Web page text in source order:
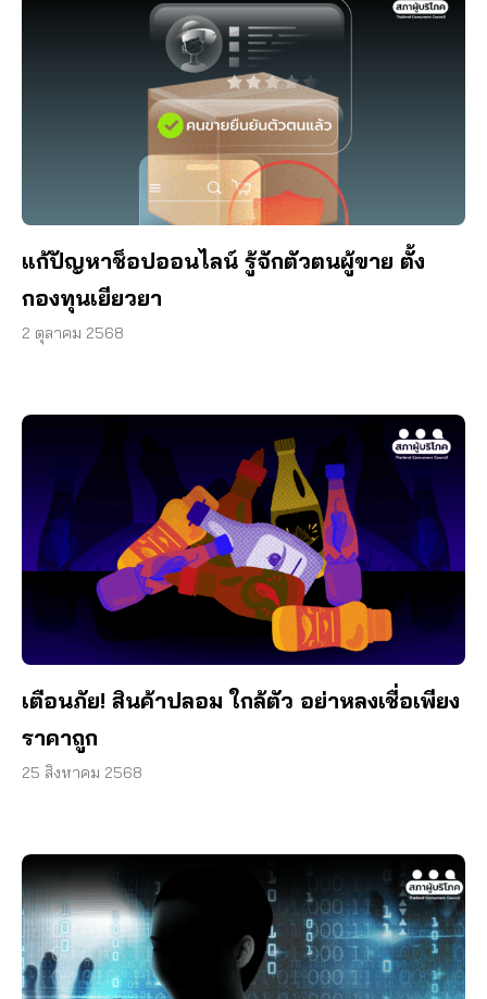
แก้ปัญหาช็อปออนไลน์ รู้จักตัวตนผู้ขาย ตั้ง
กองทุนเยียวยา
2 ตุลาคม 2568
เตือนภัย! สินค้าปลอม ใกล้ตัว อย่าหลงเชื่อเพียง
ราคาถูก
25 สิงหาคม 2568